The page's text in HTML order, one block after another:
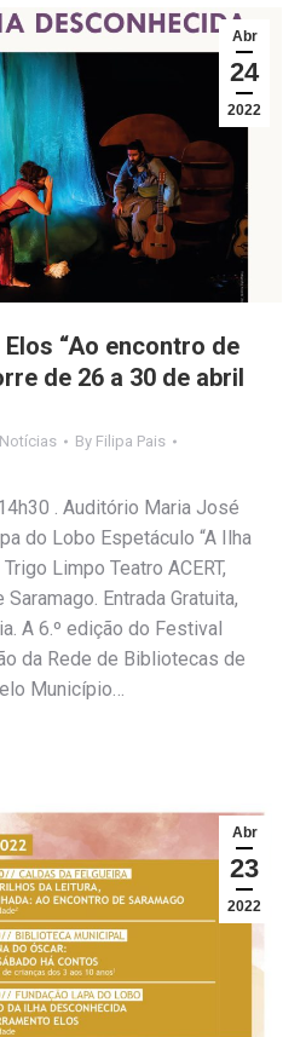
Abr
24
2022
“Ao encontro de
de 26 a 30 de abril
Notícias By Filipa Pais
. Auditório Maria José
do Lobo Espetáculo “A Ilha
Limpo Teatro ACERT,
Entrada Gratuita,
A 6.º edição do Festival
da Rede de Bibliotecas de
Município…
Abr
23
2022